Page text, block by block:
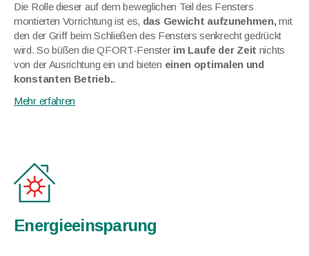
Die Rolle dieser auf dem beweglichen Teil des Fensters
montierten Vorrichtung ist es, das Gewicht aufzunehmen,mit
den der Griff beim Schließen des Fensters senkrecht gedrückt
wird. So büßen die QFORT-Fenster im Laufe der Zeit nichts
von der Ausrichtung ein und bieten einen optimalen und
konstanten Betrieb..
Mehr erfahren
Energieeinsparung